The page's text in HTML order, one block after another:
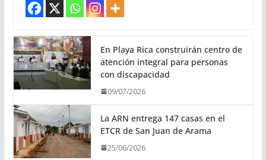
En Playa Rica construirán centro de
atención integral para personas
con discapacidad
09/07/2026
La ARN entrega 147 casas en el
ETCR de San Juan de Arama
25/06/2026